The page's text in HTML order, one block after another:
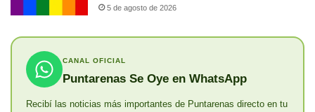
5 de agosto de 2026
CANAL OFICIAL
Puntarenas Se Oye en WhatsApp
Recibí las noticias más importantes de Puntarenas directo en tu